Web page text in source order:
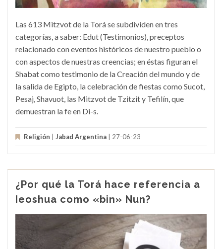
Las 613 Mitzvot de la Torá se subdividen en tres
categorías, a saber: Edut (Testimonios), preceptos
relacionado con eventos históricos de nuestro pueblo o
con aspectos de nuestras creencias; en éstas figuran el
Shabat como testimonio de la Creación del mundo y de
la salida de Egipto, la celebración de fiestas como Sucot,
Pesaj, Shavuot, las Mitzvot de Tzitzit y Tefilín, que
demuestran la fe en Di-s.
Religión Jabad Argentina | 27-06-23
¿Por qué la Torá hace referencia a
Ieoshua como «bin» Nun?